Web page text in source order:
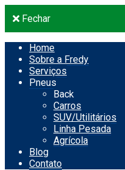
Fechar
Home
Sobre a Fredy
Serviços
Pneus
Back
Carros
SUV/Utilitários
Linha Pesada
Agrícola
Blog
Contato